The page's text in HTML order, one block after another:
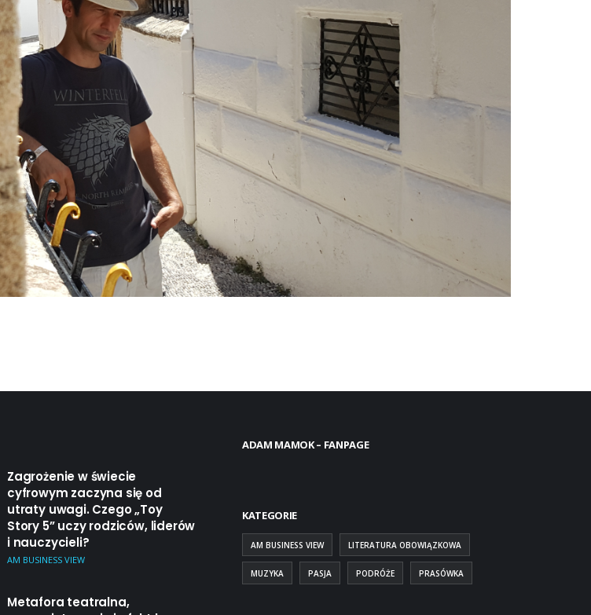
Zagrożenie w świecie
cyfrowym zaczyna się od
utraty uwagi. Czego „Toy
Story 5” uczy rodziców, liderów
i nauczycieli?
AM BUSINESS VIEW
Metafora teatralna,
ADAM MAMOK – FANPAGE
KATEGORIE
AM BUSINESS VIEW LITERATURA OBOWIĄZKOWA
MUZYKA PASJA PODRÓŻE PRASÓWKA